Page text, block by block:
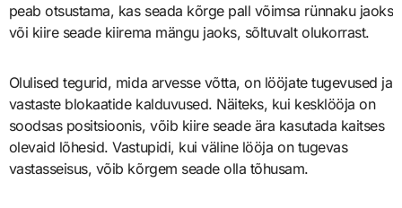
peab otsustama, kas seada kõrge pall võimsa rünnaku jaoks
või kiire seade kiirema mängu jaoks, sõltuvalt olukorrast.
Olulised tegurid, mida arvesse võtta, on lööjate tugevused ja
vastaste blokaatide kalduvused. Näiteks, kui kesklööja on
soodsas positsioonis, võib kiire seade ära kasutada kaitses
olevaid lõhesid. Vastupidi, kui väline lööja on tugevas
vastasseisus, võib kõrgem seade olla tõhusam.